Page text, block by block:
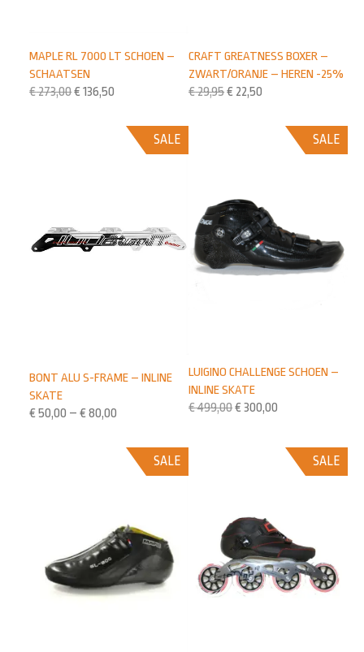
CRAFT GREATNESS BOXER –
ZWART/ORANJE – HEREN -25%
€29,95€ 22,50
MAPLE RL 7000 LT SCHOEN –
SCHAATSEN
€273,00€ 136,50
SALE
LUIGINO CHALLENGE SCHOEN –
INLINE SKATE
€499,00€ 300,00
SALE
BONT ALU S-FRAME – INLINE
SKATE
€ 50,00 – € 80,00
SALE
SALE